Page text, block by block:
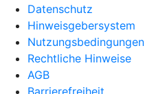
Datenschutz
Hinweisgebersystem
Nutzungsbedingungen
Rechtliche Hinweise
AGB
Barrierefreiheit